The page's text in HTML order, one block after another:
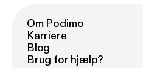
Om Podimo
Karriere
Blog
Brug for hjælp?